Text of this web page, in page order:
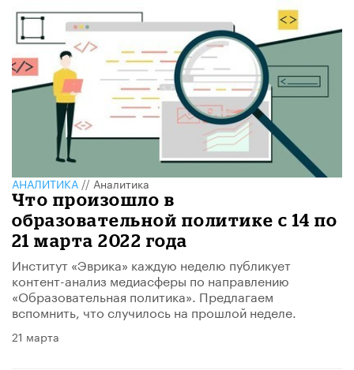
АНАЛИТИКА//Аналитика
Что произошло в
образовательной политике с 14 по
21 марта 2022 года
Институт «Эврика» каждую неделю публикует
контент-анализ медиасферы по направлению
«Образовательная политика». Предлагаем
вспомнить, что случилось на прошлой неделе.
21 марта